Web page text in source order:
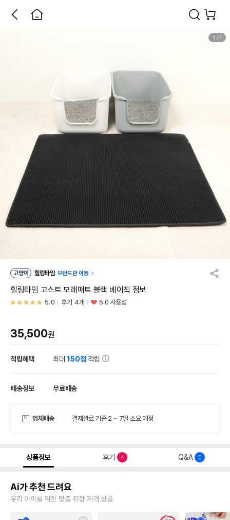
1 / 1
고양이 힐링타임 브랜드관 이동
힐링타임 고스트 모래매트 블랙 베이직 점보
5.0 후기 4개 5.0 사용성
35,500원
적립혜택 최대150점 적립
배송정보 무료배송
업체배송 결제완료 기준 2 ~ 7일 소요 예정
상품정보 후기 4 Q&A 0
Ai가 추천 드려요
우리 아이를 위한 맞춤 취향 저격 상품